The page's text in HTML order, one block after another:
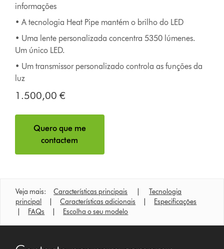
informações
• A tecnologia Heat Pipe mantém o brilho do LED
• Uma lente personalizada concentra 5350 lúmenes.
Um único LED.
• Um transmissor personalizado controla as funções da
luz
1.500,00 €
Quero que me
contactem
Veja mais:Características principais |Tecnologia
principal
|Características adicionais
Especificações
FAQs Escolha o seu modelo